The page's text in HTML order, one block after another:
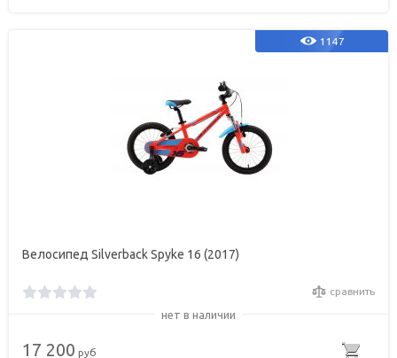
1147
Велосипед Silverback Spyke 16 (2017)
сравнить
нет в наличии
17 200 руб